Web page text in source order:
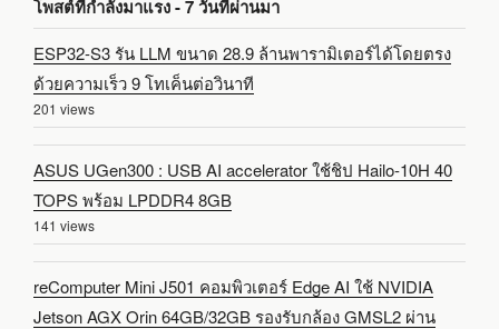
โพสต์ที่กำลังมาแรง - 7 วันที่ผ่านมา
ESP32-S3 รัน LLM ขนาด 28.9 ล้านพารามิเตอร์ได้โดยตรง
ด้วยความเร็ว 9 โทเค็นต่อวินาที
201 views
ASUS UGen300 : USB AI accelerator ใช้ชิป Hailo-10H 40
TOPS พร้อม LPDDR4 8GB
141 views
reComputer Mini J501 คอมพิวเตอร์ Edge AI ใช้ NVIDIA
Jetson AGX Orin 64GB/32GB รองรับกล้อง GMSL2 ผ่าน